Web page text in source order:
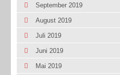
September 2019
August 2019
Juli 2019
Juni 2019
Mai 2019